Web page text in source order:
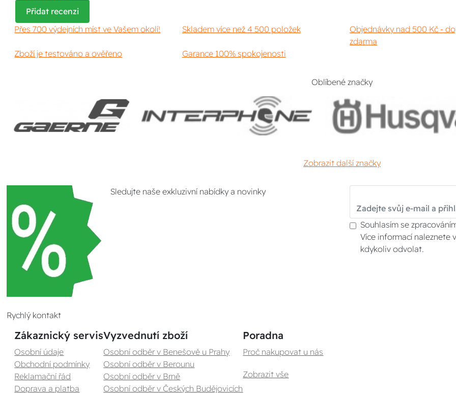
Přidat recenzi
Přes 700 výdejních míst ve Vašem okolí!
Skladem více než 4 500 položek
Objednávky nad 500 Kč -
zdarma
Zboží je testováno a ověřeno
Garance 100% spokojenosti
Oblíbené značky
Zobrazit další značky
Sledujte naše exkluzivní nabídky a novinky
Souhlasím se
Více informací naleznete
kdykoliv odvolat.
Rychlý kontakt
Zákaznický servis
Osobní údaje
Obchodní podmínky
Reklamační řád
Doprava a platba
Vyzvednutí zboží
Osobní odběr v Benešově u Prahy
Osobní odběr v Berounu
Osobní odběr v Brně
Osobní odběr v Českých Budějovicích
Poradna
Proč nakupovat u nás
Zobrazit vše